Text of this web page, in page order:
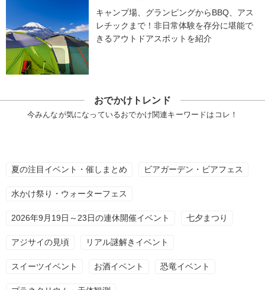
キャンプ場、グランピングからBBQ、アス
レチックまで！非日常体験を存分に堪能で
きるアウトドアスポットを紹介
おでかけトレンド
今みんなが気になっているおでかけ関連キーワードはコレ！
夏の注目イベント・催しまとめ ビアガーデン・ビアフェス
水かけ祭り・ウォーターフェス
2026年9月19日～23日の連休開催イベント 七夕まつり
アジサイの見頃 リアル謎解きイベント
スイーツイベント お酒イベント 恐竜イベント